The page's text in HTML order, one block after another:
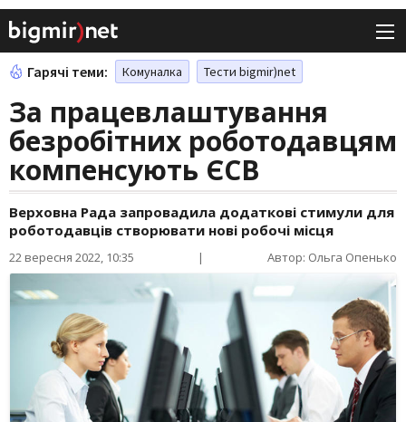
Гарячі теми: Комуналка Тести bigmir)net
За працевлаштування
безробітних роботодавцям
компенсують ЄСВ
Верховна Рада запровадила додаткові стимули для
роботодавців створювати нові робочі місця
22 вересня 2022, 10:35 | Автор: Ольга Опенько